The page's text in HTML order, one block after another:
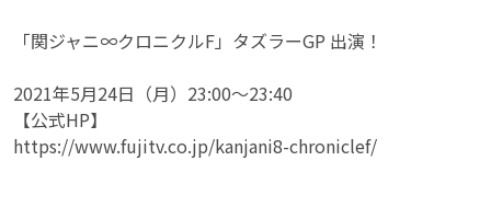
「関ジャニ∞クロニクルF」タズラーGP 出演！
2021年5月24日（月）23:00〜23:40
【公式HP】
https://www.fujitv.co.jp/kanjani8-chroniclef/